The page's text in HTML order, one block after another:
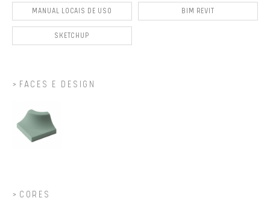
MANUAL LOCAIS DE USO BIM REVIT
SKETCHUP
FACES E DESIGN
CORES